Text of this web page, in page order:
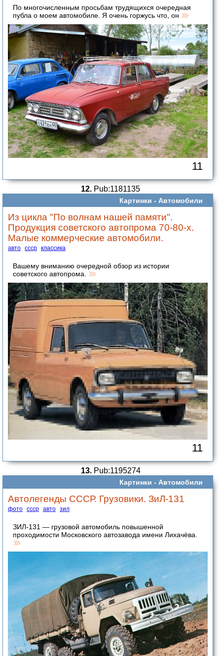
По многочисленным просьбам трудящихся очередная
публа о моем автомобиле. Я очень горжусь что, он
11
12. Pub:1181135
Картинки - Автомобили
Из цикла "По волнам нашей памяти".
Продукция советского автопрома 70-80-х.
Малые коммерческие автомобили.
авто ссср классика
Вашему вниманию очередной обзор из истории
советского автопрома.
11
13.Pub:1195274
Картинки - Автомобили
Автолегенды СССР. Грузовики. ЗиЛ-131
фото ссср авто зил
ЗИЛ-131 — грузовой автомобиль повышенной
проходимости Московского автозавода имени Лихачёва.